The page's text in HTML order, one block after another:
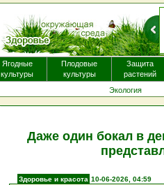
Ягодные
культуры
Плодовые
культуры
Защита
растений
Экология
Даже один бокал в
Здоровье и красота 10-06-2026, 04:59